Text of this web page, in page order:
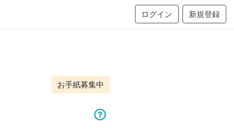
ログイン 新規登録
お手紙募集中